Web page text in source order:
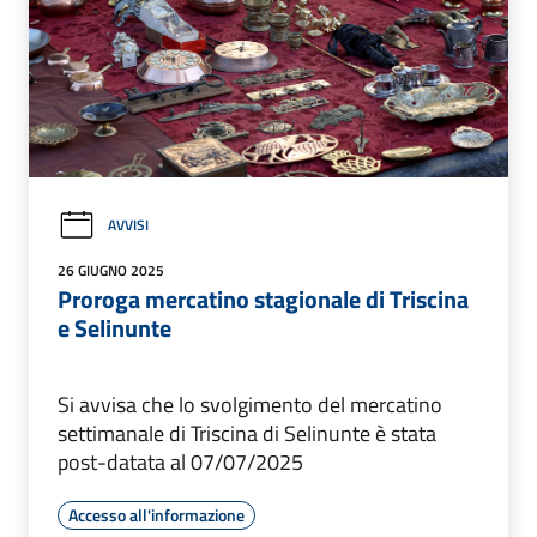
AVVISI
26 GIUGNO 2025
Proroga mercatino stagionale di Triscina
e Selinunte
Si avvisa che lo svolgimento del mercatino
settimanale di Triscina di Selinunte è stata
post-datata al 07/07/2025
Accesso all'informazione